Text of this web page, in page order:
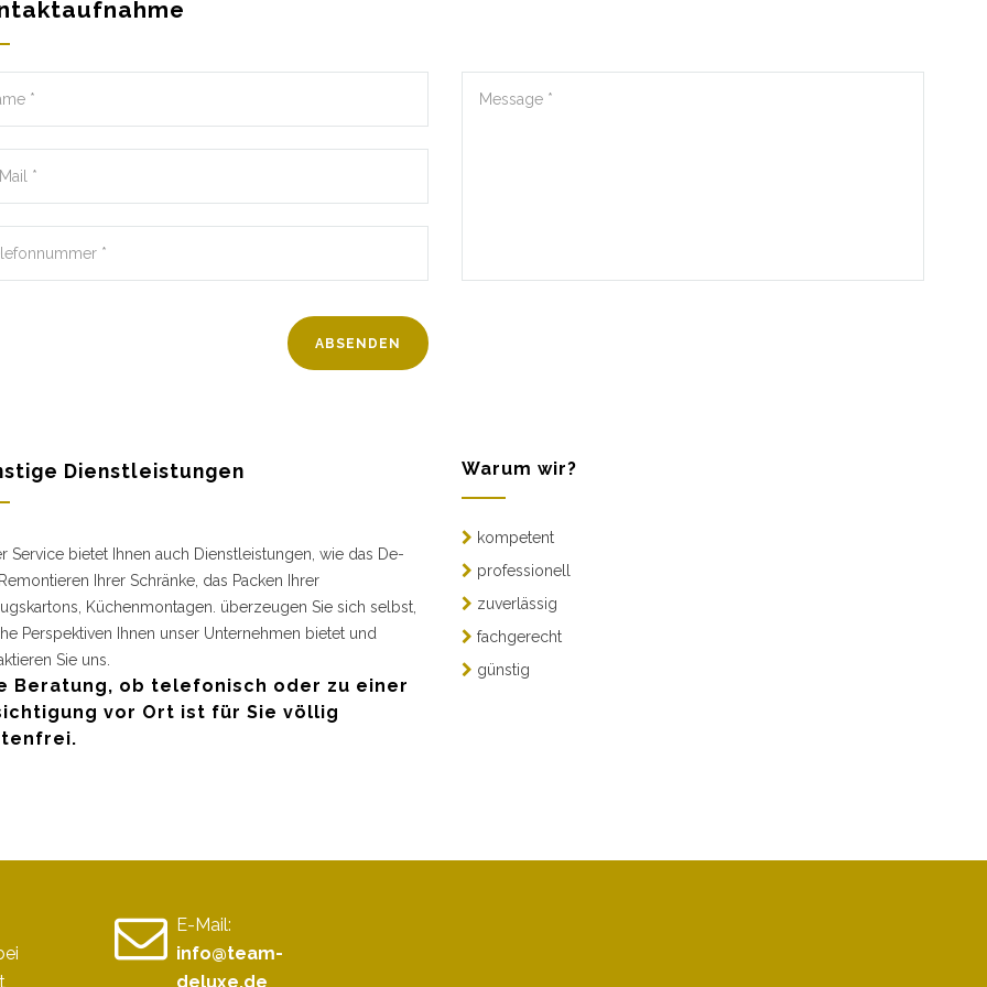
Dienstleistungen
Service bietet Ihnen auch Dienstleistungen, wie das De-
Ihrer Schränke, das Packen Ihrer
Küchenmontagen. überzeugen Sie sich selbst,
Perspektiven Ihnen unser Unternehmen bietet und
Sie uns.
Beratung, ob telefonisch oder zu einer
vor Ort ist für Sie völlig
Warum wir?
kompetent
professionell
zuverlässig
fachgerecht
günstig
E-Mail:
info@team-
deluxe.de